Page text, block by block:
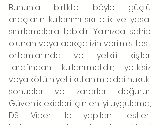
Bununla birlikte böyle güçlü
araçların kullanımı sıkı etik ve yasal
sınırlamalara tabidir. Yalnızca sahip
olunan veya açıkça izin verilmiş test
ortamlarında ve yetkili kişiler
tarafından kullanılmalıdır; yetkisiz
veya kötü niyetli kullanım ciddi hukuki
sonuçlar ve zararlar doğurur.
Güvenlik ekipleri için en iyi uygulama,
DS Viper ile yapılan testleri
belgelerle desteklemek, riskleri